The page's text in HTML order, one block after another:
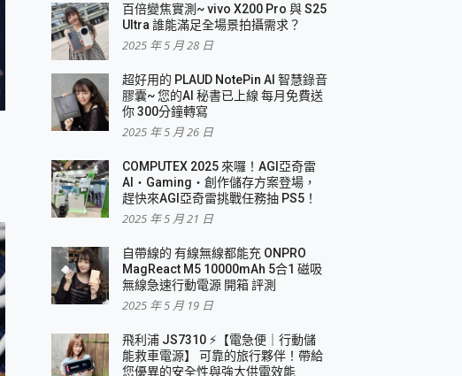
百倍變焦實測~ vivo X200 Pro 與 S25
Ultra 誰能滿足全場景拍攝需求？
2025 年 5 月 28 日
超好用的 PLAUD NotePin AI 智慧錄音
膠囊~ 您的AI 秘書已上線 每月免費送
你 300分鐘轉寫
2025 年 5 月 26 日
COMPUTEX 2025 來囉！AGI亞奇雷
AI・Gaming・創作儲存方案登場，
趕快來AGI亞奇雷挑戰任務抽 PS5！
2025 年 5 月 21 日
自帶線的 有線無線都能充 ONPRO
MagReact M5 10000mAh 5合1 磁吸
無線急速行動電源 開箱 評測
2025 年 5 月 19 日
飛利浦 JS7310 ⚡【電急便｜行動儲
能救車電源】 可靠的旅行夥伴！帶給
您優異的安全性與強大供電效能